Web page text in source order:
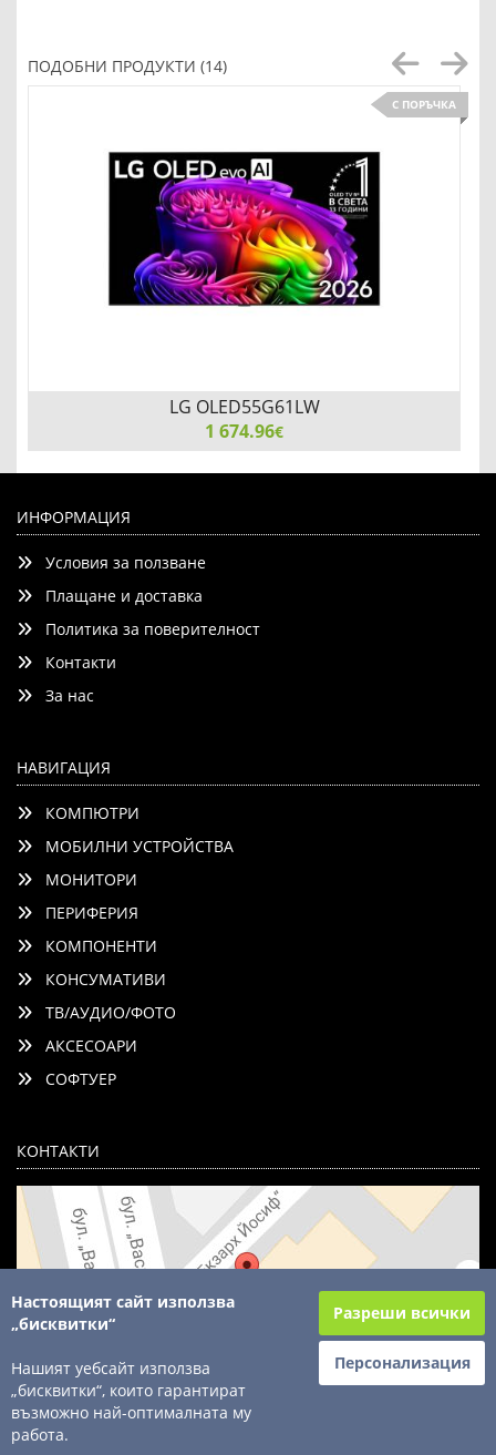
ПОДОБНИ ПРОДУКТИ (14)
С ПОРЪЧКА
DVB-C/T2/S2, Full Cinema Screnn, Alpha 11 AI 4K, 120Hz
Native (VRR 165Hz), ThinQ AI, HDR10, VRR, NVIDIA G-SYNC,
AMD FreeSync, Dolby Vision, Dolby Atmos, Wi-Fi
LG OLED55G61LW
1 674.96€
ИНФОРМАЦИЯ
Условия за ползване
Плащане и доставка
Политика за поверителност
Контакти
За нас
НАВИГАЦИЯ
КОМПЮТРИ
МОБИЛНИ УСТРОЙСТВА
МОНИТОРИ
ПЕРИФЕРИЯ
КОМПОНЕНТИ
КОНСУМАТИВИ
ТВ/АУДИО/ФОТО
АКСЕСОАРИ
СОФТУЕР
КОНТАКТИ
© 2003 - 2026 ComSystems Ltd. Всички права запазени
Настоящият сайт използва
„бисквитки“
Нашият уебсайт използва
„бисквитки“, които гарантират
възможно най-оптималната му
работа.
Разреши всички
Персонализация